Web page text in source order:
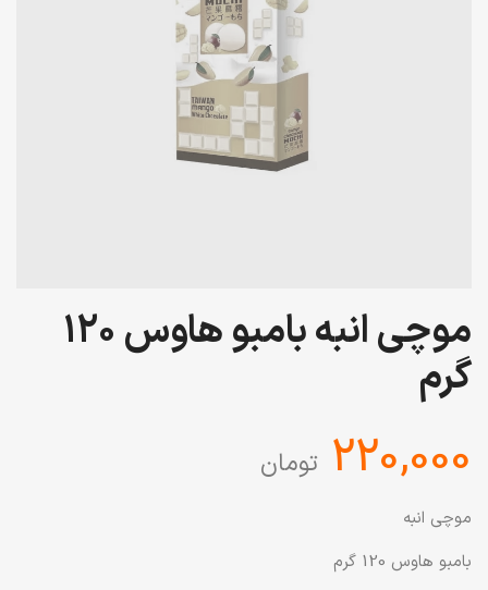
موچی انبه بامبو هاوس 120
گرم
‎220,000 تومان
موچی انبه
بامبو هاوس 120 گرم